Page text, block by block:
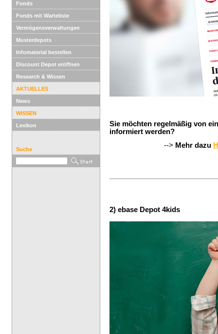
Fonds
Fonds mit Warteliste
Vermögensverwaltungen
Musterdepots
Infomaterial bestellen
Discount Depot eröffnen
Research & Wissen
AKTUELLES
News
WISSEN
Lexikon
Suche
Sie möchten regelmäßig von
informiert werden?
--> Mehr dazu
2) ebase Depot 4kids